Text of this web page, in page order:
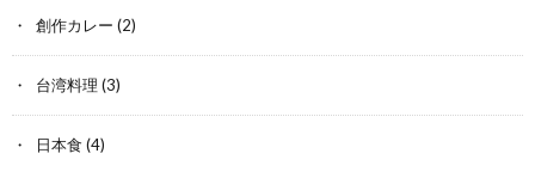
創作カレー (2)
台湾料理 (3)
日本食 (4)